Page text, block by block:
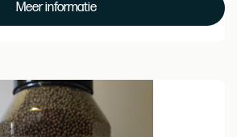
Meer informatie